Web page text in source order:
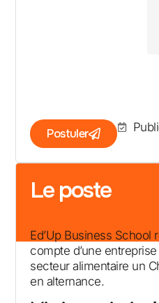
Postuler
Le poste
Ed’Up Business School
compte d’une
secteur alimentaire un
en alternance.